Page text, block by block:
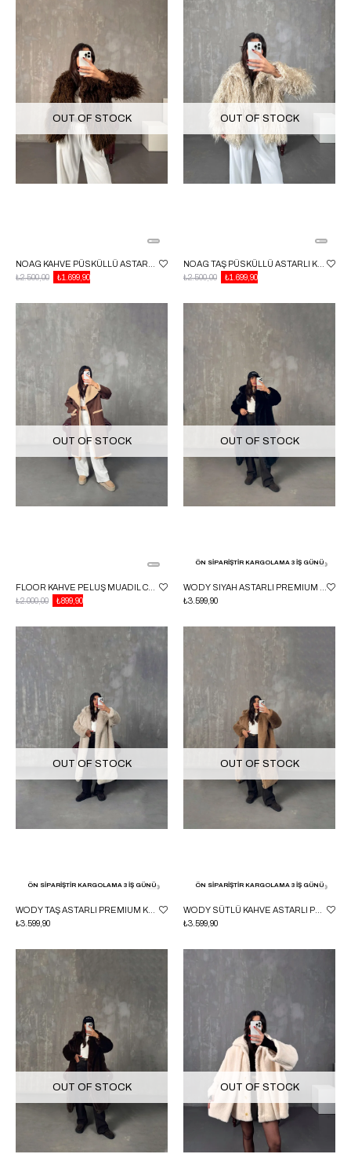
OUT OF STOCK
₺1.699,90
₺2.500,00
OUT OF STOCK
₺1.699,90
₺2.500,00
OUT OF STOCK
₺899,90
₺2.000,00
OUT OF STOCK
ÖN SİPARİŞTİR KARGOLAMA 3 İŞ GÜNÜ
₺3.599,90
OUT OF STOCK
ÖN SİPARİŞTİR KARGOLAMA 3 İŞ GÜNÜ
₺3.599,90
OUT OF STOCK
ÖN SİPARİŞTİR KARGOLAMA 3 İŞ GÜNÜ
₺3.599,90
OUT OF STOCK OUT OF STOCK